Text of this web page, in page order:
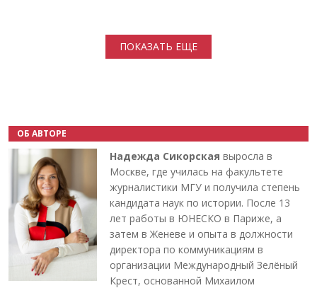
ПОКАЗАТЬ ЕЩЕ
ОБ АВТОРЕ
Надежда Сикорская выросла в
Москве, где училась на факультете
журналистики МГУ и получила степень
кандидата наук по истории. После 13
лет работы в ЮНЕСКО в Париже, а
затем в Женеве и опыта в должности
директора по коммуникациям в
организации Международный Зелёный
Крест, основанной Михаилом